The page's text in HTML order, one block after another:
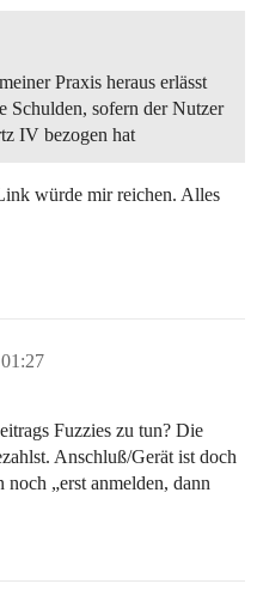
Praxis heraus erlässt
Schulden, sofern der Nutzer
IV bezogen hat
würde mir reichen. Alles
Fuzzies zu tun? Die
Anschluß/Gerät ist doch
„erst anmelden, dann